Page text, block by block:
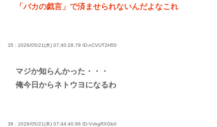
「バカの戯言」で済ませられないんだよなこれ
35 : 2026/05/21(木) 07:40:28.79 ID:nCVUT2H50
マジか知らんかった・・・
俺今日からネトウヨになるわ
36 : 2026/05/21(木) 07:44:40.66 ID:VvbgRXGb0